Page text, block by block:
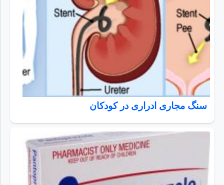
سنگ مجاری ادراری در کودکان